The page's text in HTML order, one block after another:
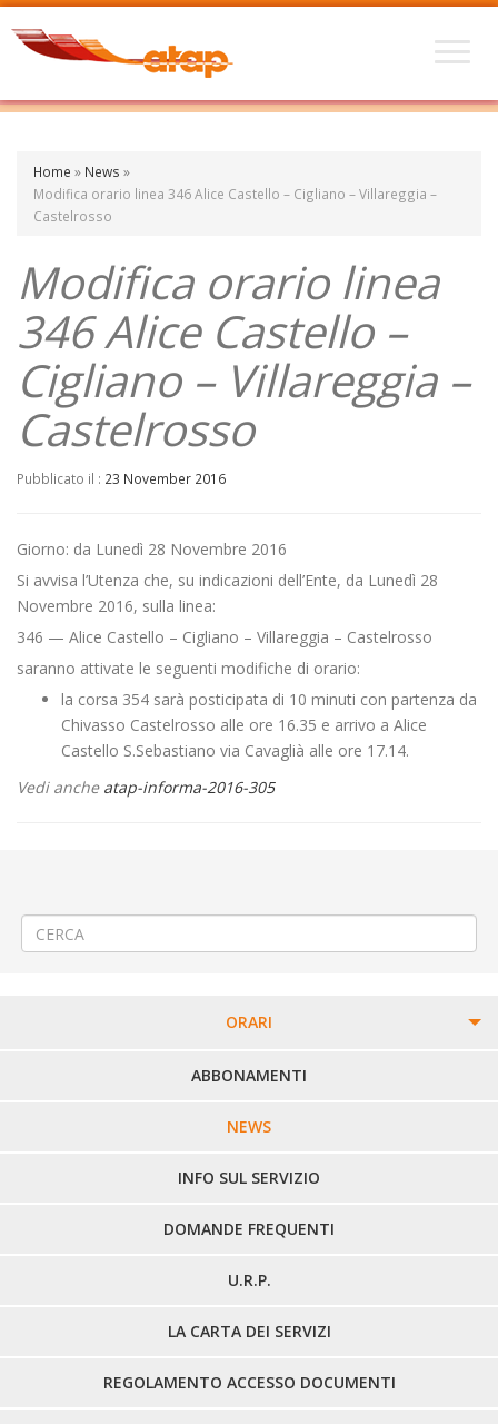
Home » News »
Modifica orario linea 346 Alice Castello – Cigliano – Villareggia –
Castelrosso
Modifica orario linea
346 Alice Castello –
Cigliano – Villareggia –
Castelrosso
Pubblicato il : 23 November 2016
Giorno: da Lunedì 28 Novembre 2016
Si avvisa l’Utenza che, su indicazioni dell’Ente, da Lunedì 28
Novembre 2016, sulla linea:
346 — Alice Castello – Cigliano – Villareggia – Castelrosso
saranno attivate le seguenti modifiche di orario:
la corsa 354 sarà posticipata di 10 minuti con partenza da
Chivasso Castelrosso alle ore 16.35 e arrivo a Alice
Castello S.Sebastiano via Cavaglià alle ore 17.14.
Vedi anche atap-informa-2016-305
ORARI
PERCORSI URBANI IN BIELLA
LINEE URBANE VERCELLI
LINEE EXTRAURBANE
ABBONAMENTI
NEWS
INFO SUL SERVIZIO
DOMANDE FREQUENTI
U.R.P.
LA CARTA DEI SERVIZI
REGOLAMENTO ACCESSO DOCUMENTI